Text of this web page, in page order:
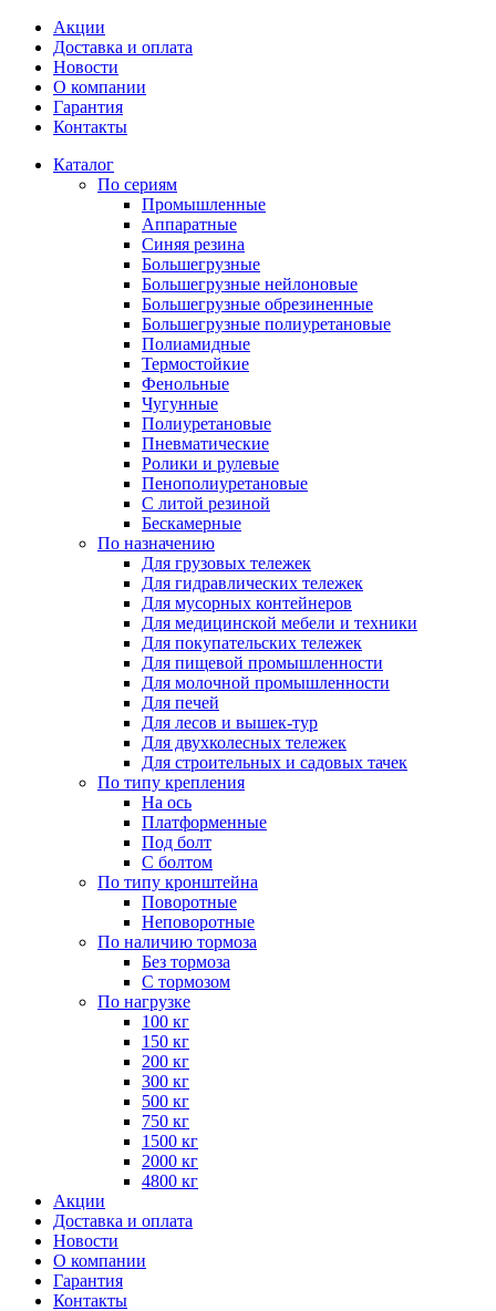
Акции
Доставка и оплата
Новости
О компании
Гарантия
Контакты
Каталог
По сериям
Промышленные
Аппаратные
Синяя резина
Большегрузные
Большегрузные нейлоновые
Большегрузные обрезиненные
Большегрузные полиуретановые
Полиамидные
Термостойкие
Фенольные
Чугунные
Полиуретановые
Пневматические
Ролики и рулевые
Пенополиуретановые
С литой резиной
Бескамерные
По назначению
Для грузовых тележек
Для гидравлических тележек
Для мусорных контейнеров
Для медицинской мебели и техники
Для покупательских тележек
Для пищевой промышленности
Для молочной промышленности
Для печей
Для лесов и вышек-тур
Для двухколесных тележек
Для строительных и садовых тачек
По типу крепления
На ось
Платформенные
Под болт
С болтом
По типу кронштейна
Поворотные
Неповоротные
По наличию тормоза
Без тормоза
С тормозом
По нагрузке
100 кг
150 кг
200 кг
300 кг
500 кг
750 кг
1500 кг
2000 кг
4800 кг
Акции
Доставка и оплата
Новости
О компании
Гарантия
Контакты